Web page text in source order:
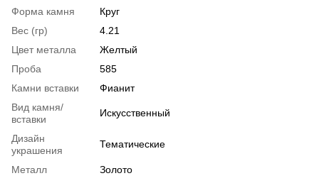
Форма камня
Круг
Вес (гр)
4.21
Цвет металла
Желтый
Проба
585
Камни вставки
Фианит
Вид камня/
вставки
Искусственный
Дизайн
украшения
Тематические
Металл Золото